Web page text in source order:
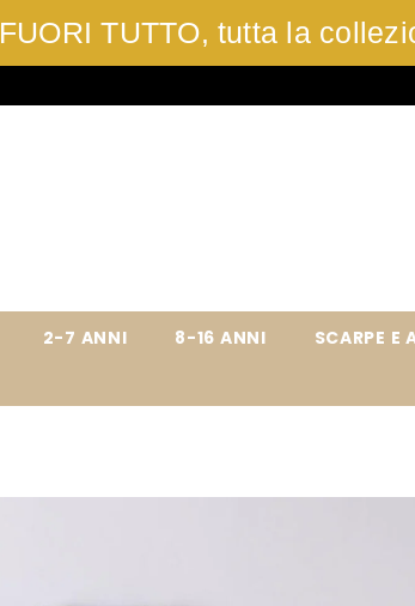
FUORI TUTTO, tutta la
2-7 ANNI 8-16 ANNI SCARPE E